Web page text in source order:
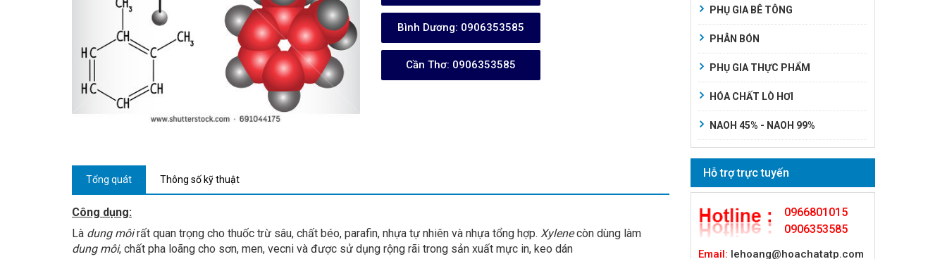
Bình Dương: 0906353585
Cần Thơ: 0906353585
Tổng quát Thông số kỹ thuật
Công dụng:
Là dung môirất quan trọng cho thuốc trừ sâu, chất béo, parafin, nhựa tự nhiên và nhựa tổng hợp. Xylenecòn dùng làm
dung môi, chất pha loãng cho sơn, men, vecni và được sử dụng rộng rãi trong sản xuất mực in, keo dán
PHỤ GIA BÊ TÔNG
PHÂN BÓN
PHỤ GIA THỰC PHẨM
HÓA CHẤT LÒ HƠI
NAOH 45% - NAOH 99%
Hỗ trợ trực tuyến
0966801015
0906353585
Email: lehoang@hoachatatp.com